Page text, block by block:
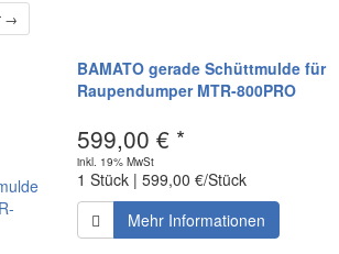
→
BAMATO gerade Schüttmulde für
Raupendumper MTR-800PRO
599,00 € *
inkl. 19% MwSt
1 Stück | 599,00 €/Stück
Mehr Informationen